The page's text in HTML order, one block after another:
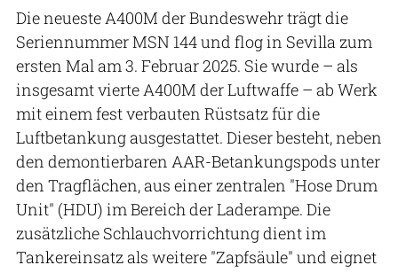
Die neueste A400M der Bundeswehr trägt die
Seriennummer MSN 144 und flog in Sevilla zum
ersten Mal am 3. Februar 2025. Sie wurde – als
insgesamt vierte A400M der Luftwaffe – ab Werk
mit einem fest verbauten Rüstsatz für die
Luftbetankung ausgestattet. Dieser besteht, neben
den demontierbaren AAR-Betankungspods unter
den Tragflächen, aus einer zentralen "Hose Drum
Unit" (HDU) im Bereich der Laderampe. Die
zusätzliche Schlauchvorrichtung dient im
Tankereinsatz als weitere "Zapfsäule" und eignet